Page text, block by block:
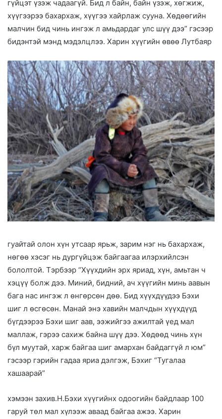
гүйцэт үзэж чадаагүй. Бид л байн, байн үзэж, хөгжиж,
хүүгээрээ бахархаж, хүүгээ хайрлаж сууна. Хөдөөгийн
малчин бид чинь ингэж л амьдардаг улс шүү дээ” гэсээр
бидэнтэй мэнд мэдэлцлээ. Харин хүүгийн өвөө Лутбаяр
гуайтай олон хүн утсаар ярьж, зарим нэг нь бахархаж,
нөгөө хэсэг нь дургүйцэж байгаагаа илэрхийлсэн
бололтой. Тэрбээр “Хүүхдийн эрх яриад, хүн, амьтан ч
хэцүү болж дээ. Миний, бидний, ач хүүгийн минь аавын
бага нас ингэж л өнгөрсөн дөө. Бид хүүхдүүдээ Бэхи
шиг л өсгөсөн. Манай энэ хавийн малчдын хүүхдүүд
бүгдээрээ Бэхи шиг аав, ээжийгээ ажилтай үед мал
маллаж, гэрээ сахиж байна шүү дээ. Хөдөөд чинь хүн
бүл муутай, харж байгаа шиг амархан байдаггүй л юм”
гэсээр гэрийн гадаа яриа дэлгэж, Бэхиг “Тугалаа
хашаарай”
хэмээн захив.Н.Бэхи хүүгийнх одоогийн байдлаар 100
гаруй төл мал хүлээж аваад байгаа ажээ. Харин